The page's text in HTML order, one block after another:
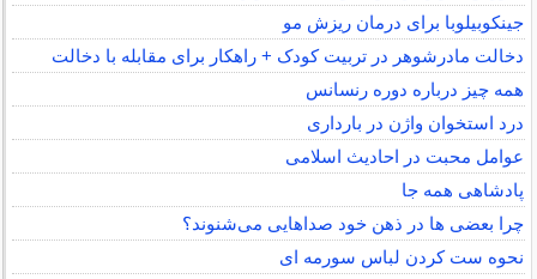
جینکوبیلوبا برای درمان ریزش مو
دخالت مادرشوهر در تربیت کودک + راهکار برای مقابله با دخالت
همه چیز درباره دوره رنسانس
درد استخوان واژن در بارداری
عوامل محبت در احادیث اسلامى
پادشاهی همه جا
چرا بعضی ها در ذهن خود صداهایی می‌شنوند؟
نحوه ست کردن لباس سورمه ای